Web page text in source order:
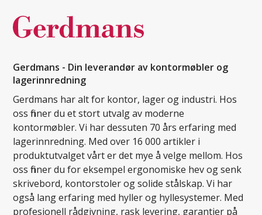
Gerdmans - Din leverandør av kontormøbler og
lagerinnredning
Gerdmans har alt for kontor, lager og industri. Hos
oss finner du et stort utvalg av moderne
kontormøbler. Vi har dessuten 70 års erfaring med
lagerinnredning. Med over 16 000 artikler i
produktutvalget vårt er det mye å velge mellom. Hos
oss finner du for eksempel ergonomiske hev og senk
skrivebord, kontorstoler og solide stålskap. Vi har
også lang erfaring med hyller og hyllesystemer. Med
profesjonell rådgivning, rask levering, garantier på